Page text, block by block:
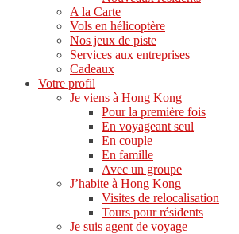
A la Carte
Vols en hélicoptère
Nos jeux de piste
Services aux entreprises
Cadeaux
Votre profil
Je viens à Hong Kong
Pour la première fois
En voyageant seul
En couple
En famille
Avec un groupe
J’habite à Hong Kong
Visites de relocalisation
Tours pour résidents
Je suis agent de voyage